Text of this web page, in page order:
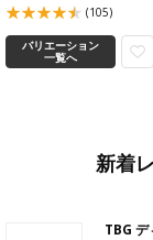
(105)
バリエーション
一覧へ
新着
TBG デ